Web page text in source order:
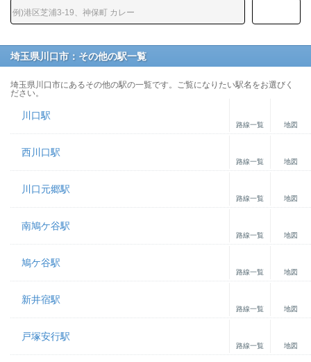
埼玉県川口市：その他の駅一覧
埼玉県川口市にあるその他の駅の一覧です。ご覧になりたい駅名をお選びく
ださい。
川口駅
路線一覧 地図
西川口駅
路線一覧 地図
川口元郷駅
路線一覧 地図
南鳩ケ谷駅
路線一覧 地図
鳩ケ谷駅
路線一覧 地図
新井宿駅
路線一覧 地図
戸塚安行駅
路線一覧 地図